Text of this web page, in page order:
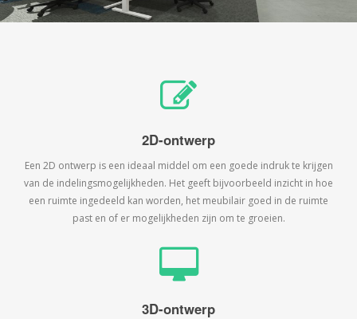
2D-ontwerp
Een 2D ontwerp is een ideaal middel om een goede indruk te krijgen
van de indelingsmogelijkheden. Het geeft bijvoorbeeld inzicht in hoe
een ruimte ingedeeld kan worden, het meubilair goed in de ruimte
past en of er mogelijkheden zijn om te groeien.
3D-ontwerp